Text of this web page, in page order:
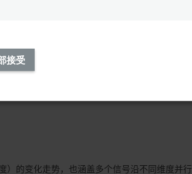
）的变化走势，也涵盖多个信号沿不同维度并行
接受